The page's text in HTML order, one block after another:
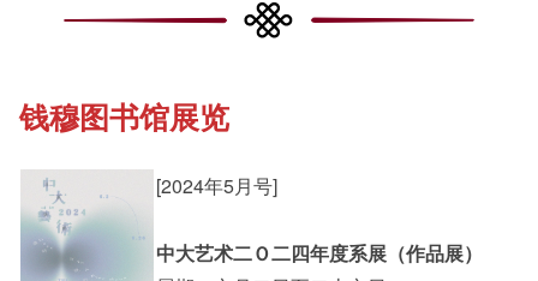
《新亚简讯》
《新亚书院概览》
其他书院出版
College Updates
Cultural Topics
Student Development
钱穆图书馆展览
[2024年5月号]
中大艺术二Ｏ二四年度系展（作品展）